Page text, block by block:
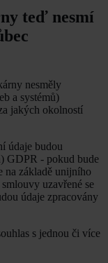
teď nesmí
nesměly
a systémů)
jakých okolností
údaje budou
GDPR - pokud bude
na základě unijního
uzavřené se
údaje zpracovány
s jednou či více